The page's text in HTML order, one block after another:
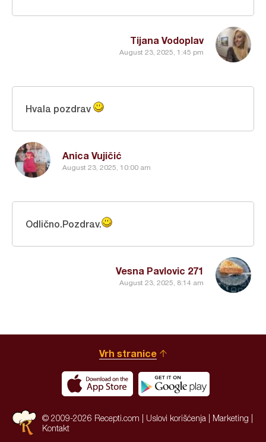
Tijana Vodoplav
August 23, 2025, 1:45 pm
Anica Vujičić
August 23, 2025, 10:00 am
Hvala pozdrav
Vesna Pavlovic 271
August 23, 2025, 8:14 am
Odlično.Pozdrav.
Vrh stranice
© 2009-2026 Recepti.com | Uslovi korišćenja Marketing
Kontakt